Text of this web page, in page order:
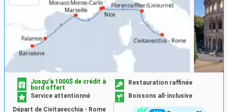
Jusqu'à 1000$ de crédit à
bord offert
Restauration raffinée
Service attentionné
Boissons all-inclusive
Départ de Civitavecchia - Rome